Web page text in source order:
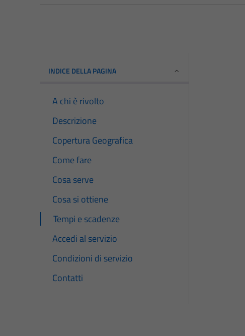
INDICE DELLA PAGINA
A chi è rivolto
Descrizione
Copertura Geografica
Come fare
Cosa serve
Cosa si ottiene
Tempi e scadenze
Accedi al servizio
Condizioni di servizio
Contatti